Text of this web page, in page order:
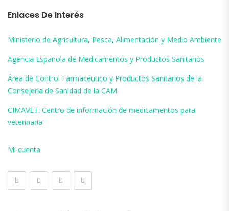
Enlaces De Interés
Ministerio de Agricultura, Pesca, Alimentación y Medio Ambiente
Agencia Española de Medicamentos y Productos Sanitarios
Área de Control Farmacéutico y Productos Sanitarios de la
Consejería de Sanidad de la CAM
CIMAVET: Centro de información de medicamentos para
veterinaria
Mi cuenta